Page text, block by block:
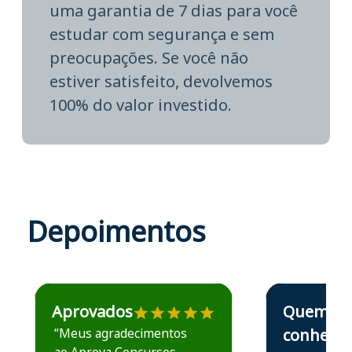
uma garantia de 7 dias para você
estudar com segurança e sem
preocupações. Se você não
estiver satisfeito, devolvemos
100% do valor investido.
Depoimentos
Estudante José recomenda o Aprova Concursos em
Aprovados
“Meus agradecimentos
Estudante Elais
Quem
conhece,